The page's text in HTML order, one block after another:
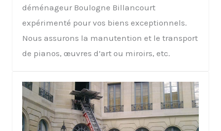
déménageur Boulogne Billancourt
expérimenté pour vos biens exceptionnels.
Nous assurons la manutention et le transport
de pianos, œuvres d’art ou miroirs, etc.